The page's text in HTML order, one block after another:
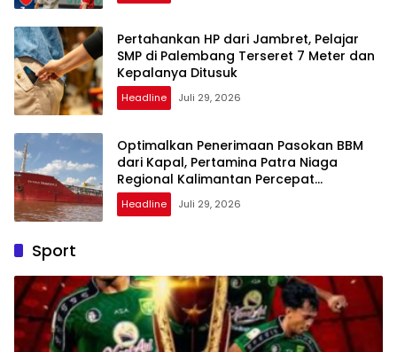
Pertahankan HP dari Jambret, Pelajar
SMP di Palembang Terseret 7 Meter dan
Kepalanya Ditusuk
Headline Juli 29, 2026
Optimalkan Penerimaan Pasokan BBM
dari Kapal, Pertamina Patra Niaga
Regional Kalimantan Percepat
Normalisasi Distribusi di Kalimantan
Barat
Headline Juli 29, 2026
Sport